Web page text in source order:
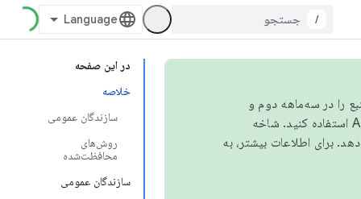
/
در این صفحه
خلاصه
سازندگان عمومی
روش‌های
محافظت‌شده
سازندگان عمومی
را در سه‌ماهه دوم و
استفاده کنید. شاخه